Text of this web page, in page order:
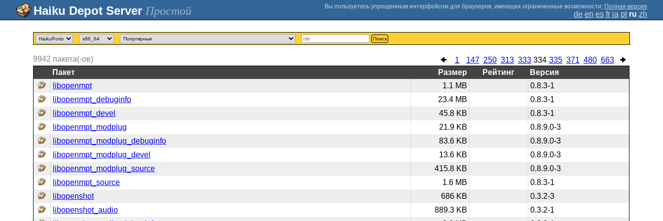
Простой ; Полная версия
de en es fr ja pt ru zh
Поиск
1 147 250 313 333 334 335 371 480 663
9942 пакета(-ов)
Пакет
Размер Рейтинг
Версия
libopenmpt
1.1 MB
0.8.3-1
libopenmpt_debuginfo
23.4 MB
0.8.3-1
libopenmpt_devel
45.8 KB
0.8.3-1
libopenmpt_modplug
21.9 KB
0.8.9.0-3
libopenmpt_modplug_debuginfo
83.6 KB
0.8.9.0-3
libopenmpt_modplug_devel
13.6 KB
0.8.9.0-3
libopenmpt_modplug_source
415.8 KB
0.8.9.0-3
libopenmpt_source
1.6 MB
0.8.3-1
libopenshot
686 KB
0.3.2-3
libopenshot_audio
889.3 KB
0.3.2-1